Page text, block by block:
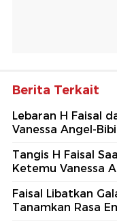
Berita Terkait
Lebaran H Faisal
Vanessa Angel-Bibi
Tangis H Faisal
Ketemu Vanessa
Faisal Libatkan
Tanamkan Rasa